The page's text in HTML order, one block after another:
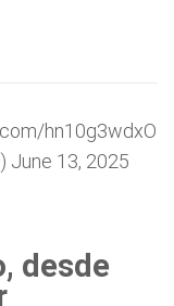
hn10g3wdxO
June 13, 2025
desde